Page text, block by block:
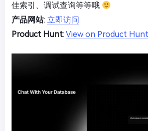
佳索引、调试查询等等哦
产品网站: 立即访问
Product Hunt: View on Product Hunt